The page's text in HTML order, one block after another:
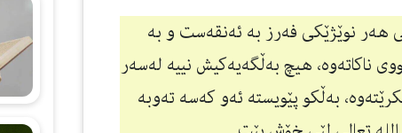
هەر نوێژێكی فەرز بە ئەنقەست و بە
ناكاتەوە، هیچ بەڵگەیەكیش نییە لەسەر
بەڵكو پێویستە ئەو كەسە تەوبە